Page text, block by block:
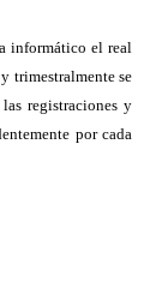
informático el real
trimestralmente se
registraciones y
por cada